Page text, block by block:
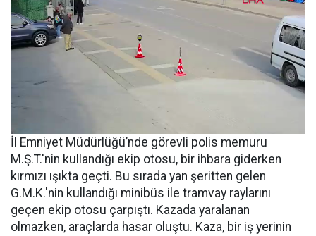
İl Emniyet Müdürlüğü’nde görevli polis memuru
M.Ş.T.'nin kullandığı ekip otosu, bir ihbara giderken
kırmızı ışıkta geçti. Bu sırada yan şeritten gelen
G.M.K.'nin kullandığı minibüs ile tramvay raylarını
geçen ekip otosu çarpıştı. Kazada yaralanan
olmazken, araçlarda hasar oluştu. Kaza, bir iş yerinin